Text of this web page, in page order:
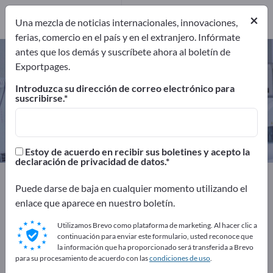
Muelas abrasivas dentales –
encuentre fabricantes y
proveedores
2 2
Productos dentales
Muelas abrasivas dentales
¡Anúnciese gratis en Exportpages!
Necesidades – Ofertas – Productos usados – Contactos
comerciales >> Empiece aquí
×
Una mezcla de noticias internacionales, innovaciones,
ferias, comercio en el país y en el extranjero. Infórmate
antes que los demás y suscríbete ahora al boletín de
Exportpages.
Introduzca su dirección de correo electrónico para
suscribirse.
Estoy de acuerdo en recibir sus boletines y acepto la
declaración de privacidad de datos.
Puede darse de baja en cualquier momento utilizando el
enlace que aparece en nuestro boletín.
Utilizamos Brevo como plataforma de marketing. Al hacer clic a
continuación para enviar este formulario, usted reconoce que
la información que ha proporcionado será transferida a Brevo
para su procesamiento de acuerdo con lascondiciones de uso.